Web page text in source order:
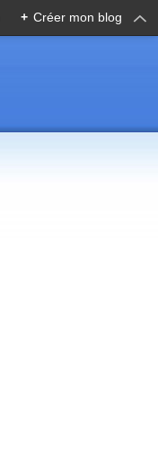
+ Créer mon blog